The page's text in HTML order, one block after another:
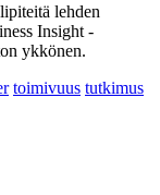
lehden
Insight -
ykkönen.
toimivuus tutkimus